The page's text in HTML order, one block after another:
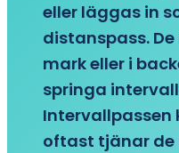
eller läggas in
distanspass.
mark eller i
springa
Intervallpassen
oftast tjänar